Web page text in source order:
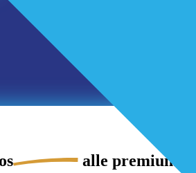
alle premium-